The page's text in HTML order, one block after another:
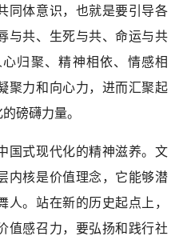
同体意识，也就是要引导各
与共、生死与共、命运与共
归聚、精神相依、情感相
聚力和向心力，进而汇聚起
磅礴力量。
国式现代化的精神滋养。文
内核是价值理念，它能够潜
。站在新的历史起点上，
值感召力，要弘扬和践行社